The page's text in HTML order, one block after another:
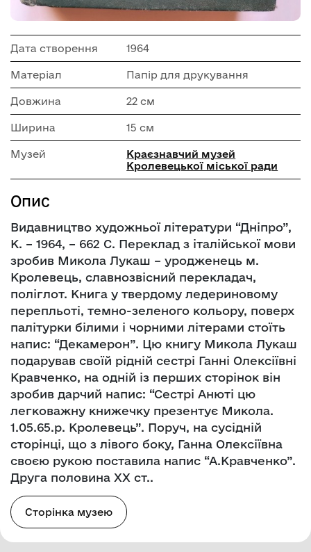
Дата створення 1964
Матеріал Папір для друкування
Довжина 22 см
Ширина 15 см
Музей
Краєзнавчий музей
Кролевецької міської ради
Опис
Видавництво художньої літератури “Дніпро”,
К. – 1964, – 662 С. Переклад з італійської мови
зробив Микола Лукаш – уродженець м.
Кролевець, славнозвісний перекладач,
поліглот. Книга у твердому ледериновому
перепльоті, темно-зеленого кольору, поверх
палітурки білими і чорними літерами стоїть
напис: “Декамерон”. Цю книгу Микола Лукаш
подарував своїй рідній сестрі Ганні Олексіївні
Кравченко, на одній із перших сторінок він
зробив дарчий напис: “Сестрі Анюті цю
легковажну книжечку презентує Микола.
1.05.65.р. Кролевець”. Поруч, на сусідній
сторінці, що з лівого боку, Ганна Олексіївна
своєю рукою поставила напис “А.Кравченко”.
Друга половина ХХ ст..
Сторінка музею